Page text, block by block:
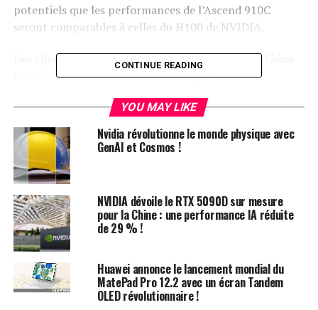
potentiels que les performances de l’Ascend 910C
seront comparables à celles du H100 de NVIDIA.
Des clients majeurs tels que ByteDance, Baidu et China
Mobile manifestent un intérêt marqué pour
de commencer les expéditions de l’Ascend 910C dès le
mois d’octobre. Les premières discussions laissent
entrevoir que les commandes pourraient dépasser les 70
000 unités, représentant une valeur totale d’environ 2
milliards de dollars.
RELATED TOPICS: ASCEND 910C CHIP AI H100
HUAWEI
NVIDIA
UP NEXT
Bientôt disponible : la bêta d’Android 15 QPR1 pour Pixel
!
CONTINUE READING
YOU MAY LIKE
Nvidia révolutionne le monde physique avec
GenAI et Cosmos !
NVIDIA dévoile le RTX 5090D sur mesure
pour la Chine : une performance IA réduite
de 29 % !
Huawei annonce le lancement mondial du
MatePad Pro 12.2 avec un écran Tandem
OLED révolutionnaire !